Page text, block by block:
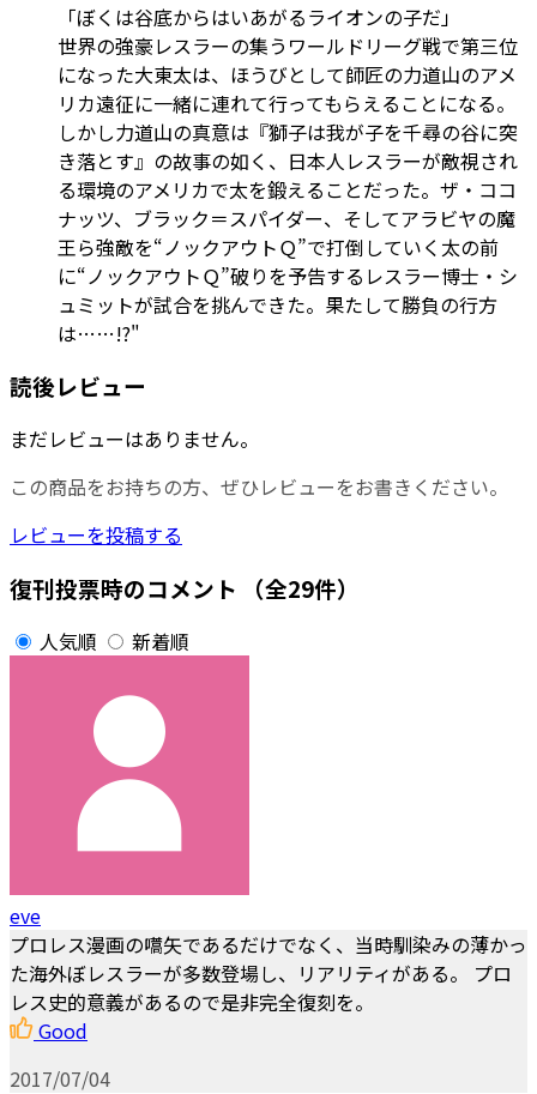
「ぼくは谷底からはいあがるライオンの子だ」
世界の強豪レスラーの集うワールドリーグ戦で第三位
になった大東太は、ほうびとして師匠の力道山のアメ
リカ遠征に一緒に連れて行ってもらえることになる。
しかし力道山の真意は『獅子は我が子を千尋の谷に突
き落とす』の故事の如く、日本人レスラーが敵視され
る環境のアメリカで太を鍛えることだった。ザ・ココ
ナッツ、ブラック＝スパイダー、そしてアラビヤの魔
王ら強敵を“ノックアウトＱ”で打倒していく太の前
に“ノックアウトＱ”破りを予告するレスラー博士・シ
ュミットが試合を挑んできた。果たして勝負の行方
は……!?"
読後レビュー
まだレビューはありません。
この商品をお持ちの方、ぜひレビューをお書きください。
レビューを投稿する
復刊投票時のコメント （全29件）
人気順 新着順
eve
プロレス漫画の嚆矢であるだけでなく、当時馴染みの薄かっ
た海外ぼレスラーが多数登場し、リアリティがある。 プロ
レス史的意義があるので是非完全復刻を。
Good
2017/07/04